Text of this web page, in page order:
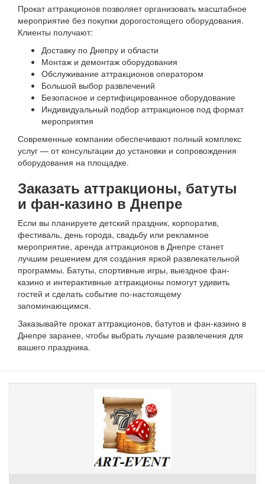
Прокат аттракционов позволяет организовать масштабное
мероприятие без покупки дорогостоящего оборудования.
Клиенты получают:
Доставку по Днепру и области
Монтаж и демонтаж оборудования
Обслуживание аттракционов оператором
Большой выбор развлечений
Безопасное и сертифицированное оборудование
Индивидуальный подбор аттракционов под формат
мероприятия
Современные компании обеспечивают полный комплекс
услуг — от консультации до установки и сопровождения
оборудования на площадке.
Заказать аттракционы, батуты
и фан-казино в Днепре
Если вы планируете детский праздник, корпоратив,
фестиваль, день города, свадьбу или рекламное
мероприятие, аренда аттракционов в Днепре станет
лучшим решением для создания яркой развлекательной
программы. Батуты, спортивные игры, выездное фан-
казино и интерактивные аттракционы помогут удивить
гостей и сделать событие по-настоящему
запоминающимся.
Заказывайте прокат аттракционов, батутов и фан-казино в
Днепре заранее, чтобы выбрать лучшие развлечения для
вашего праздника.